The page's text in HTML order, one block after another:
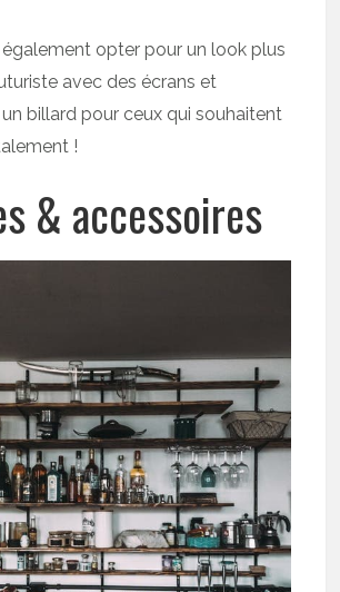
opter pour un look plus
avec des écrans et
billard pour ceux qui souhaitent
!
& accessoires